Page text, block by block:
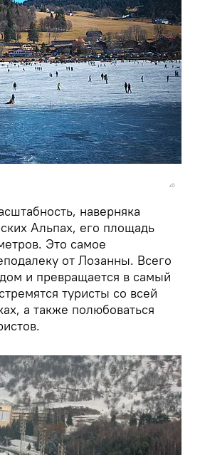
наверняка
Альпах, его площадь
Это самое
от Лозанны. Всего
и превращается в самый
туристы со всей
а также полюбоваться